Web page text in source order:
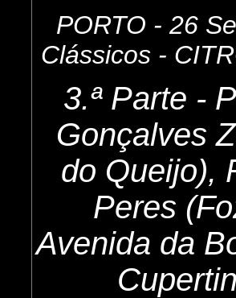
PORTO - 26
Clássicos -
3.ª Parte -
Gonçalves
do Queijo),
Peres
Avenida da